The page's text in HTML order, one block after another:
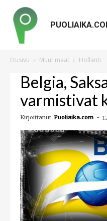
Etusivu Muut maat Hollanti
Belgia,
varmistivat
Kirjoittanut Puoliaika.com -